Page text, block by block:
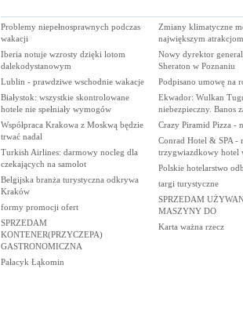
Problemy niepełnosprawnych podczas
wakacji
Iberia notuje wzrosty dzięki lotom
dalekodystanowym
Lublin - prawdziwe wschodnie wakacje
Białystok: wszystkie skontrolowane
hotele nie spełniały wymogów
Współpraca Krakowa z Moskwą będzie
trwać nadal
Turkish Airlines: darmowy nocleg dla
czekających na samolot
Belgijska branża turystyczna odkrywa
Kraków
formy promocji ofert
SPRZEDAM
KONTENER(PRZYCZEPA)
GASTRONOMICZNA
Pałacyk Łąkomin
Zmiany klimatyczne
największym
Nowy dyrektor
Sheraton w Poznaniu
Podpisano umowę na
Ekwador: Wulkan
niebezpieczny. Banos
Crazy Piramid Pizza -
Conrad Hotel & SPA -
trzygwiazdkowy hotel
Polskie hotelarstwo
targi turystyczne
SPRZEDAM
MASZYNY DO
Karta ważna rzecz